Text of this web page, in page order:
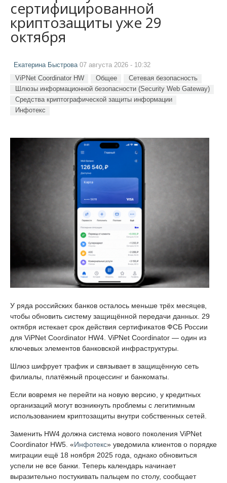
сертифицированной
криптозащиты уже 29
октября
Екатерина Быстрова07 августа 2026 - 10:32
ViPNet Coordinator HW Общее
Сетевая безопасность
Шлюзы информационной безопасности (Security Web Gateway)
Средства криптографической защиты информации
Инфотекс
У ряда российских банков осталось меньше трёх месяцев,
чтобы обновить систему защищённой передачи данных. 29
октября истекает срок действия сертификатов ФСБ России
для ViPNet Coordinator HW4. ViPNet Coordinator — один из
ключевых элементов банковской инфраструктуры.
Шлюз шифрует трафик и связывает в защищённую сеть
филиалы, платёжный процессинг и банкоматы.
Если вовремя не перейти на новую версию, у кредитных
организаций могут возникнуть проблемы с легитимным
использованием криптозащиты внутри собственных сетей.
Заменить HW4 должна система нового поколения ViPNet
Coordinator HW5. «Инфотекс» уведомила клиентов о порядке
миграции ещё 18 ноября 2025 года, однако обновиться
успели не все банки. Теперь календарь начинает
выразительно постукивать пальцем по столу, сообщает